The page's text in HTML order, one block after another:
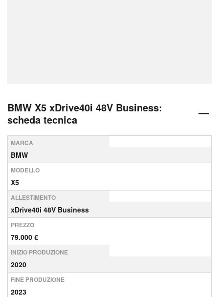
BMW X5 xDrive40i 48V Business:
scheda tecnica
MARCA
BMW
MODELLO
X5
ALLESTIMENTO
xDrive40i 48V Business
PREZZO
79.000 €
INIZIO PRODUZIONE
2020
FINE PRODUZIONE
2023